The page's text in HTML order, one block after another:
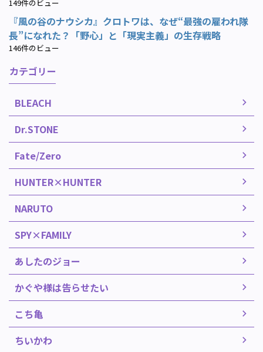
149件のビュー
『風の谷のナウシカ』クロトワは、なぜ“最強の雇われ隊
長”になれた？「野心」と「現実主義」の生存戦略
146件のビュー
カテゴリー
BLEACH
Dr.STONE
Fate/Zero
HUNTER×HUNTER
NARUTO
SPY×FAMILY
あしたのジョー
かぐや様は告らせたい
こち亀
ちいかわ